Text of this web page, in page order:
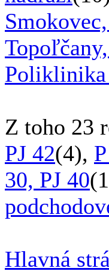
Poliklinika
Z toho 23
PJ 42(4),
30, PJ 40
Hlavná